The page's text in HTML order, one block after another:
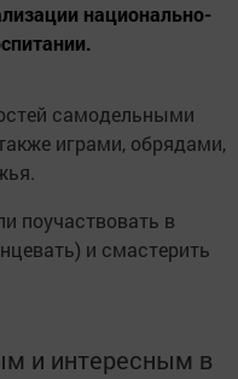
национально-
самодельными
играми, обрядами,
поучаствовать в
и смастерить
и интересным в